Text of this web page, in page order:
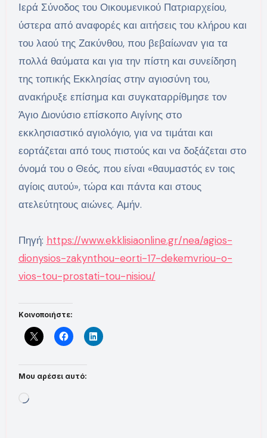
Ιερά Σύνοδος του Οικουμενικού Πατριαρχείου,
ύστερα από αναφορές και αιτήσεις του κλήρου και
του λαού της Ζακύνθου, που βεβαίωναν για τα
πολλά θαύματα και για την πίστη και συνείδηση
της τοπικής Εκκλησίας στην αγιοσύνη του,
ανακήρυξε επίσημα και συγκαταρρίθμησε τον
Άγιο Διονύσιο επίσκοπο Αιγίνης στο
εκκλησιαστικό αγιολόγιο, για να τιμάται και
εορτάζεται από τους πιστούς και να δοξάζεται στο
όνομά του ο Θεός, που είναι «θαυμαστός εν τοις
αγίοις αυτού», τώρα και πάντα και στους
ατελεύτητους αιώνες. Αμήν.
Πηγή: https://www.ekklisiaonline.gr/nea/agios-
dionysios-zakynthou-eorti-17-dekemvriou-o-
vios-tou-prostati-tou-nisiou/
Κοινοποιήστε:
Μου αρέσει αυτό:
Loading…